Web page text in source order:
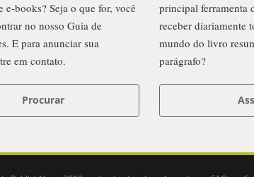
e-books? Seja o que for, você
no nosso Guia de
E para anunciar sua
em contato.
Procurar
principal ferramenta
receber diariamente
mundo do livro
parágrafo?